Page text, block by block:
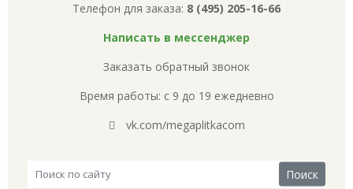
Телефон для заказа: 8 (495) 205-16-66
Написать в мессенджер
Заказать обратный звонок
Время работы: с 9 до 19 ежедневно
vk.com/megaplitkacom